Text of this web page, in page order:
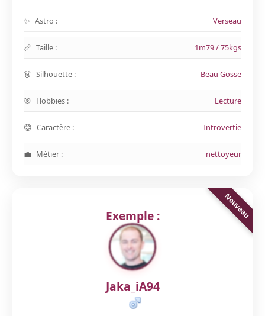
Astro : Verseau
Taille : 1m79 / 75kgs
Silhouette : Beau Gosse
Hobbies : Lecture
Caractère : Introvertie
Métier : nettoyeur
Exemple :
Jaka_iA94